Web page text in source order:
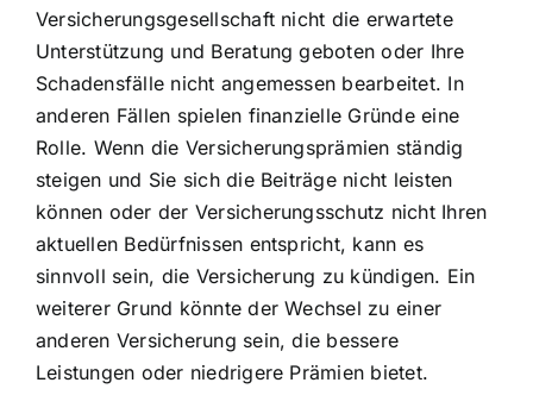
Versicherungsgesellschaft nicht die erwartete
Unterstützung und Beratung geboten oder Ihre
Schadensfälle nicht angemessen bearbeitet. In
anderen Fällen spielen finanzielle Gründe eine
Rolle. Wenn die Versicherungsprämien ständig
steigen und Sie sich die Beiträge nicht leisten
können oder der Versicherungsschutz nicht Ihren
aktuellen Bedürfnissen entspricht, kann es
sinnvoll sein, die Versicherung zu kündigen. Ein
weiterer Grund könnte der Wechsel zu einer
anderen Versicherung sein, die bessere
Leistungen oder niedrigere Prämien bietet.